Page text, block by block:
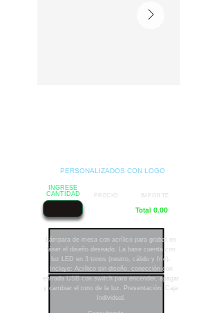
PERSONALIZADOS CON LOGO
INGRESE
CANTIDAD
Total 0.00
IMPORTE
PRECIO
Lámpara de mesa con acrílico para grabar en
láser el diseño deseado. La base cuenta con
luz LED en 3 tonos (neutro, cálido y frío).
Incluye: Acrílico sin diseño, conección con
entrada USB con switch para encender, apagar
y cambiar el tono de la luz. Presentación: Caja
Individual.